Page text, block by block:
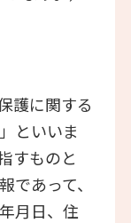
護に関する
といいま
すものと
であって、
月日、住